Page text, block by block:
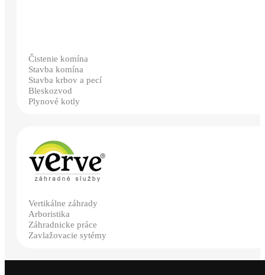
Čistenie komína
Stavba komína
Stavba krbov a pecí
Bleskozvod
Plynové kotly
Vertikálne záhrady
Arboristika
Záhradnicke práce
Zavlažovacie sytémy